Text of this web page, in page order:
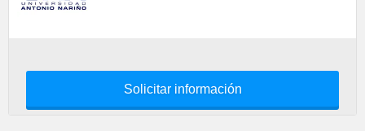
Solicitar información